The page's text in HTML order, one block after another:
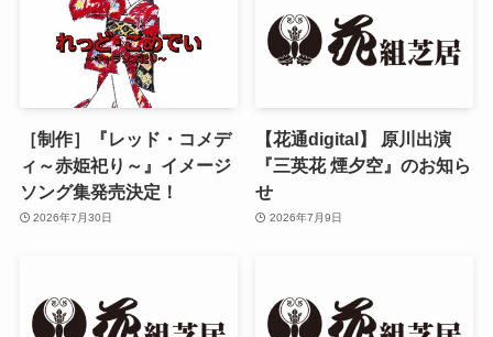
［制作］『レッド・コメデ
ィ～赤姫祀り～』イメージ
ソング集発売決定！
2026年7月30日
【花通digital】 原川出演
『三英花 煙夕空』のお知ら
せ
2026年7月9日